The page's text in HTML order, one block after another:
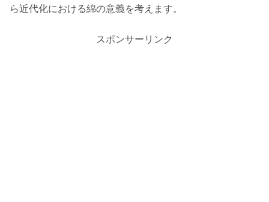
ら近代化における綿の意義を考えます。
スポンサーリンク